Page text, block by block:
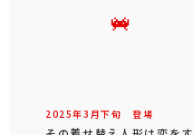
2025年3 月下旬 登場